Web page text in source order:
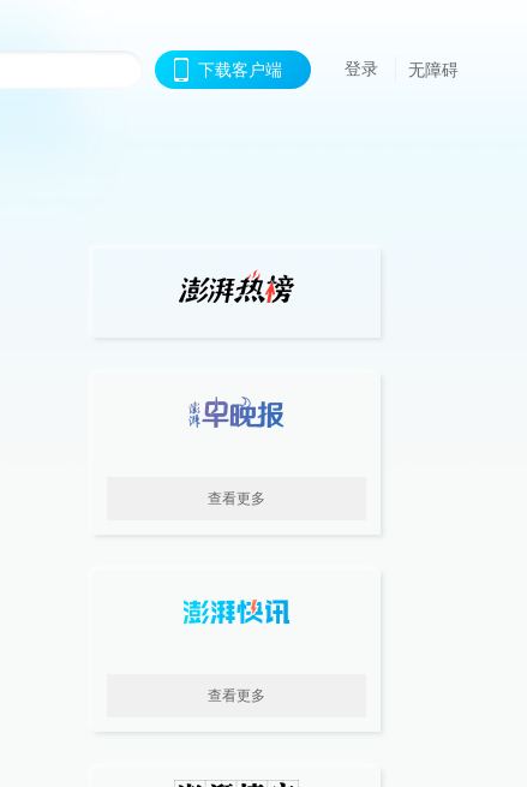
下载客户端 登录 无障碍
查看更多
查看更多